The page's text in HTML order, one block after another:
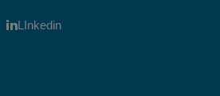
LInkedinLänk till annan webbplats,